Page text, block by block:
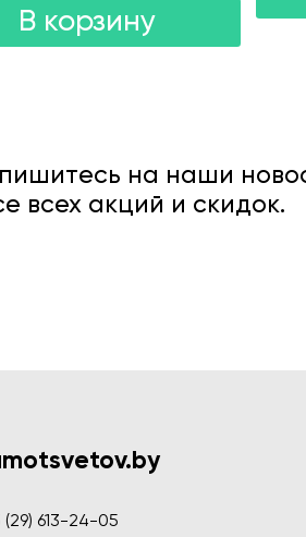
В корзину
на наши
всех акций и скидок.
(29) 613-24-05